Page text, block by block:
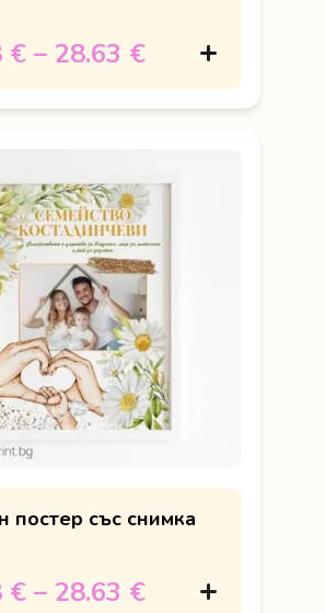
€ – 28.63 €
постер със снимка
€ – 28.63 €